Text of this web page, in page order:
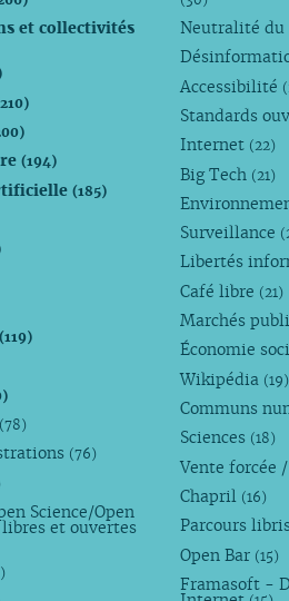
et collectivités
(194)
(185)
(119)
(78)
(76)
Science/Open
et ouvertes
Neutralité du
Accessibilité
Standards
Internet (22)
Big Tech (21)
Surveillance
Libertés
Café libre (21)
Marchés
Économie
Wikipédia (19)
Communs
Sciences (18)
Vente forcée
Chapril (16)
Parcours
Open Bar (15)
Framasoft -